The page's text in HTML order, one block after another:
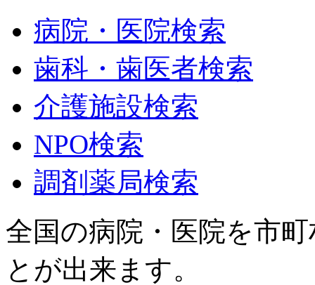
病院・医院検索
歯科・歯医者検索
介護施設検索
NPO検索
調剤薬局検索
全国の病院・医院を市
とが出来ます。